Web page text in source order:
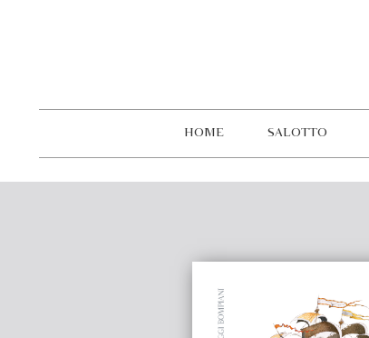
HOME SALOTTO